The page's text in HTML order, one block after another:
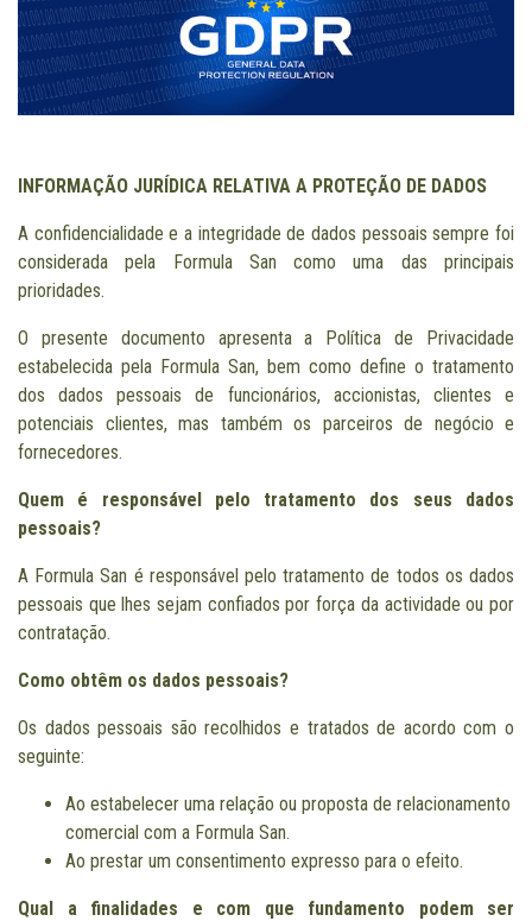
INFORMAÇÃO JURÍDICA RELATIVA A PROTEÇÃO DE DADOS
A confidencialidade e a integridade de dados pessoais sempre foi
considerada pela Formula San como uma das principais
prioridades.
O presente documento apresenta a Política de Privacidade
estabelecida pela Formula San, bem como define o tratamento
dos dados pessoais de funcionários, accionistas, clientes e
potenciais clientes, mas também os parceiros de negócio e
fornecedores.
Quem é responsável pelo tratamento dos seus dados
pessoais?
A Formula San é responsável pelo tratamento de todos os dados
pessoais que lhes sejam confiados por força da actividade ou por
contratação.
Como obtêm os dados pessoais?
Os dados pessoais são recolhidos e tratados de acordo com o
seguinte:
Ao estabelecer uma relação ou proposta de relacionamento
comercial com a Formula San.
Ao prestar um consentimento expresso para o efeito.
Qual a finalidades e com que fundamento podem ser